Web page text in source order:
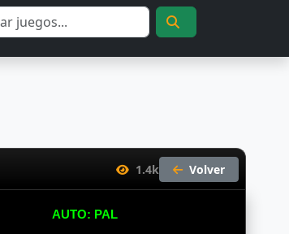
1.4k Volver